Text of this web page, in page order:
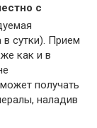
с
сутки). Прием
как и в
получать
наладив